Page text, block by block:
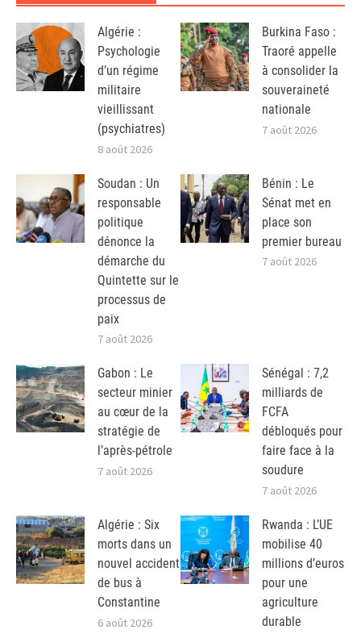
Algérie :
Psychologie
d’un régime
militaire
vieillissant
(psychiatres)
8 août 2026
Burkina Faso :
Traoré appelle
à consolider la
souveraineté
nationale
7 août 2026
Soudan : Un
responsable
politique
dénonce la
démarche du
Quintette sur le
processus de
paix
7 août 2026
Bénin : Le
Sénat met en
place son
premier bureau
7 août 2026
Gabon : Le
secteur minier
au cœur de la
stratégie de
l’après-pétrole
7 août 2026
Sénégal : 7,2
milliards de
FCFA
débloqués pour
faire face à la
soudure
7 août 2026
Algérie : Six
morts dans un
nouvel accident
de bus à
Constantine
6 août 2026
Rwanda : L’UE
mobilise 40
millions d’euros
pour une
agriculture
durable